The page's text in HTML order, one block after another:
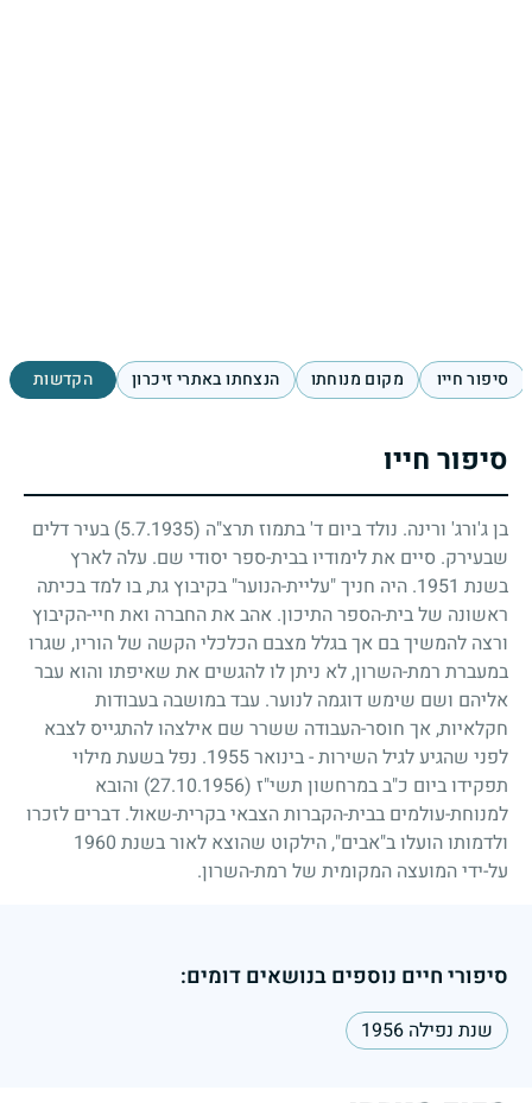
סיפור חייו מקום מנוחתו הנצחתו באתרי זיכרון הקדשות
סיפור חייו
בן ג'ורג' ורינה. נולד ביום ד' בתמוז תרצ"ה (5.7.1935)
בעיר דלים
שבעירק. סיים את לימודיו בבית-ספר יסודי שם. עלה לארץ
בשנת 1951. היה חניך "עליית-הנוער" בקיבוץ גת, בו למד בכיתה
ראשונה של בית-הספר התיכון. אהב את החברה ואת חיי-הקיבוץ
ורצה להמשיך בם אך בגלל מצבם הכלכלי הקשה של הוריו, שגרו
במעברת רמת-השרון, לא ניתן לו להגשים את שאיפתו והוא עבר
אליהם ושם שימש דוגמה לנוער. עבד במושבה בעבודות
חקלאיות, אך חוסר-העבודה ששרר שם אילצהו להתגייס לצבא
לפני שהגיע לגיל השירות-בינואר1955. נפל בשעת מילוי
תפקידו ביום כ"ב במרחשון תשי"ז (27.10.1956)
והובא
למנוחת-עולמים בבית-הקברות הצבאי בקרית-שאול. דברים לזכרו
ולדמותו הועלו ב"אבים", הילקוט שהוצא לאור בשנת 1960
על-ידי המועצה המקומית של רמת-השרון.
סיפורי חיים נוספים בנושאים דומים:
שנת נפילה 1956